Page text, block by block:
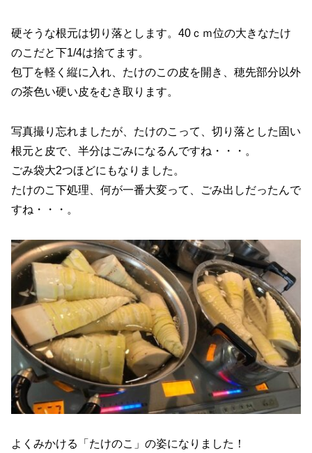
硬そうな根元は切り落とします。40ｃｍ位の大きなたけ
のこだと下1/4は捨てます。
包丁を軽く縦に入れ、たけのこの皮を開き、穂先部分以外
の茶色い硬い皮をむき取ります。
写真撮り忘れましたが、たけのこって、切り落とした固い
根元と皮で、半分はごみになるんですね・・・。
ごみ袋大2つほどにもなりました。
たけのこ下処理、何が一番大変って、ごみ出しだったんで
すね・・・。
よくみかける「たけのこ」の姿になりました！